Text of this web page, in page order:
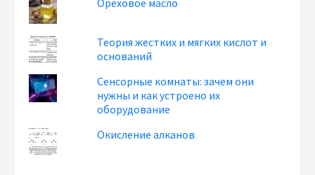
Теория жестких и мягких кислот и
оснований
Сенсорные комнаты: зачем они
нужны и как устроено их
оборудование
Окисление алканов